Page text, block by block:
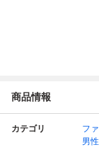
商品情報
カテゴリ フ
男